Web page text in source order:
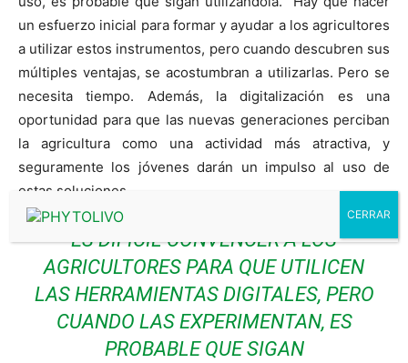
un esfuerzo inicial para formar y ayudar a los agricultores
a utilizar estos instrumentos, pero cuando descubren sus
múltiples ventajas, se acostumbran a utilizarlas. Pero se
necesita tiempo. Además, la digitalización es una
oportunidad para que las nuevas generaciones perciban
la agricultura como una actividad más atractiva, y
seguramente los jóvenes darán un impulso al uso de
estas soluciones.
ES DIFÍCIL CONVENCER A LOS
AGRICULTORES PARA QUE UTILICEN
LAS HERRAMIENTAS DIGITALES, PERO
CUANDO LAS EXPERIMENTAN, ES
PROBABLE QUE SIGAN